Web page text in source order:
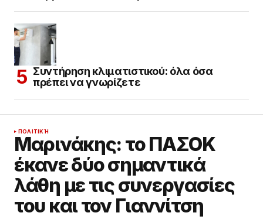
Συντήρηση κλιματιστικού: όλα όσα
πρέπει να γνωρίζετε
ΠΟΛΙΤΙΚΉ
Μαρινάκης: το ΠΑΣΟΚ
έκανε δύο σημαντικά
λάθη με τις συνεργασίες
του και τον Γιαννίτση